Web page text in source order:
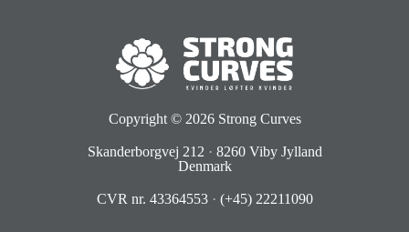
Copyright © 2026 Strong Curves
Skanderborgvej 212 · 8260 Viby Jylland
Denmark
CVR nr. 43364553 · (+45) 22211090